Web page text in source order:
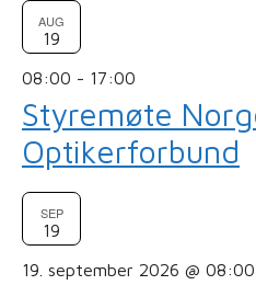
AUG
19
08:00 - 17:00
Styremøte
Optikerforbund
SEP
19
19. september 2026 @ 08:00